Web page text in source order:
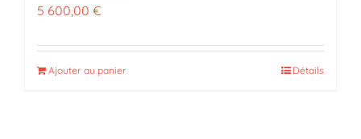
5 600,00 €
Ajouter au panier Détails